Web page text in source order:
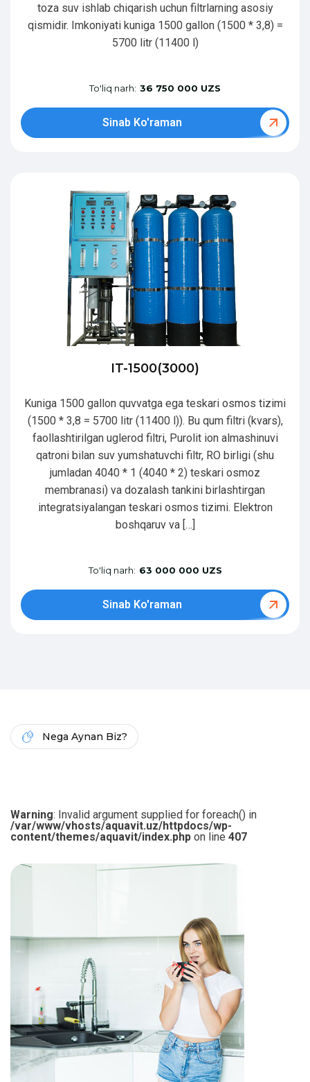
toza suv ishlab chiqarish uchun filtrlarning asosiy
qismidir. Imkoniyati kuniga 1500 gallon (1500 * 3,8) =
5700 litr (11400 l)
To'liq narh: 36 750 000 UZS
Sinab Ko'raman
IT-1500(3000)
Kuniga 1500 gallon quvvatga ega teskari osmos tizimi
(1500 * 3,8 = 5700 litr (11400 l)). Bu qum filtri (kvars),
faollashtirilgan uglerod filtri, Purolit ion almashinuvi
qatroni bilan suv yumshatuvchi filtr, RO birligi (shu
jumladan 4040 * 1 (4040 * 2) teskari osmoz
membranasi) va dozalash tankini birlashtirgan
integratsiyalangan teskari osmos tizimi. Elektron
boshqaruv va […]
To'liq narh: 63 000 000 UZS
Sinab Ko'raman
Nega Aynan Biz?
Warning: Invalid argument supplied for foreach() in
/var/www/vhosts/aquavit.uz/httpdocs/wp-
content/themes/aquavit/index.php on line 407